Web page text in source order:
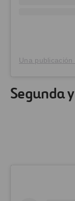
Segunda